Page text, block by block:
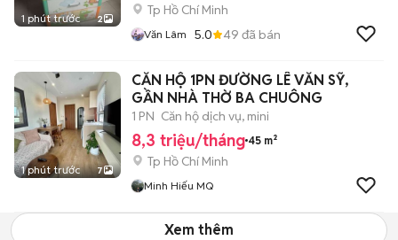
1 phút trước 2
Tp Hồ Chí Minh
Văn Lâm 5.0 49 đã bán
1 phút trước 7
CĂN HỘ 1PN ĐƯỜNG LÊ VĂN SỸ,
GẦN NHÀ THỜ BA CHUÔNG
1 PN Căn hộ dịch vụ, mini
8,3 triệu/tháng 45 m²
Tp Hồ Chí Minh
Minh Hiếu MQ
Xem thêm